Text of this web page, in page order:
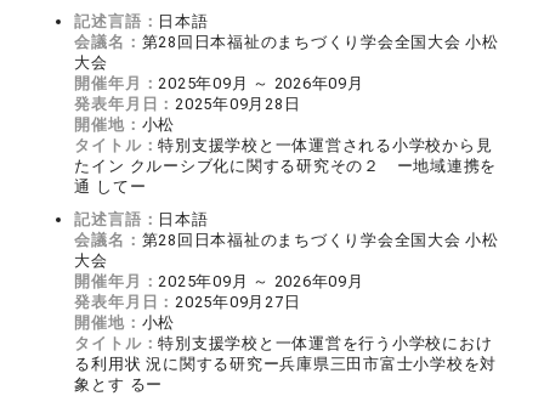
記述言語： 日本語
会議名： 第28回日本福祉のまちづくり学会全国大会 小松
大会
開催年月：2025年09月 ～ 2026年09月
発表年月日：2025年09月28日
開催地： 小松
タイトル：特別支援学校と一体運営される小学校から見
たイン クルーシブ化に関する研究その２ ー地域連携を
通 してー
記述言語： 日本語
会議名： 第28回日本福祉のまちづくり学会全国大会 小松
大会
開催年月：2025年09月 ～ 2026年09月
発表年月日：2025年09月27日
開催地： 小松
タイトル：特別支援学校と一体運営を行う小学校におけ
る利用状 況に関する研究ー兵庫県三田市富士小学校を対
象とす るー